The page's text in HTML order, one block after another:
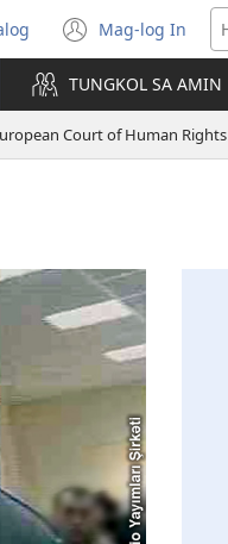
Mag-log In
(may
bubukas
na
bagong
window)
TUNGKOL SA AMIN
Court of Human Rights